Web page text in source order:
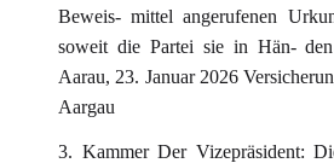
Beweis- mittel angerufenen
soweit die Partei sie in Hän-
Aarau, 23. Januar 2026
Aargau
3. Kammer Der Vizepräsident: